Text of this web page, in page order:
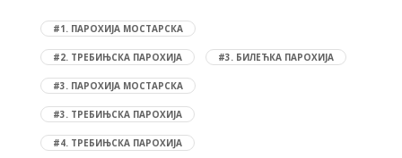
#1. ПАРОХИЈА МОСТАРСКА
#2. ТРЕБИЊСКА ПАРОХИЈА #3. БИЛЕЋКА ПАРОХИЈА
#3. ПАРОХИЈА МОСТАРСКА
#3. ТРЕБИЊСКА ПАРОХИЈА
#4. ТРЕБИЊСКА ПАРОХИЈА